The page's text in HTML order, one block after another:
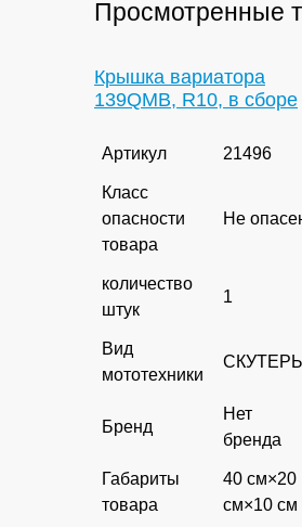
Просмотренные
Крышка вариатора
139QMB, R10, в сборе
Артикул 21496
Класс
опасности
товара
Не
количество
штук
1
Вид
мототехники
СКУТЕРЫ
Бренд
Нет
бренда
Габариты
товара
40 см×20
см×10 см